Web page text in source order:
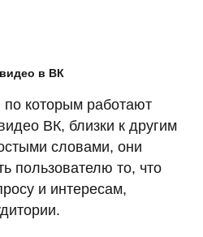
в ВК
которым работают
ВК, близки к другим
словами, они
пользователю то, что
и интересам,